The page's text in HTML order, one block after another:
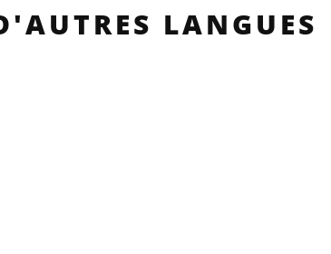
LANGUES